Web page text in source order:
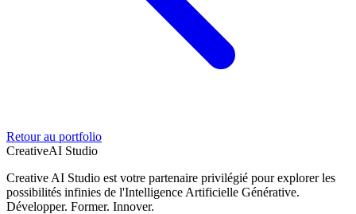
Retour au portfolio
CreativeAI Studio
Creative AI Studio est votre partenaire privilégié pour explorer les
possibilités infinies de l'Intelligence Artificielle Générative.
Développer. Former. Innover.